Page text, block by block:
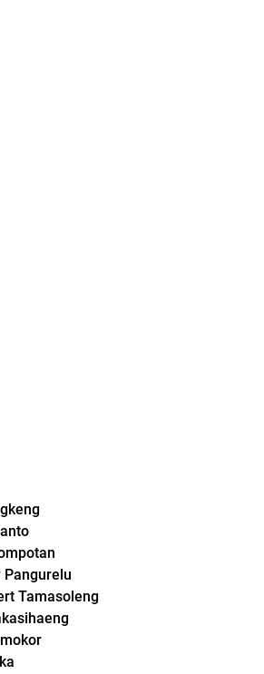
Pangurelu
Tamasoleng